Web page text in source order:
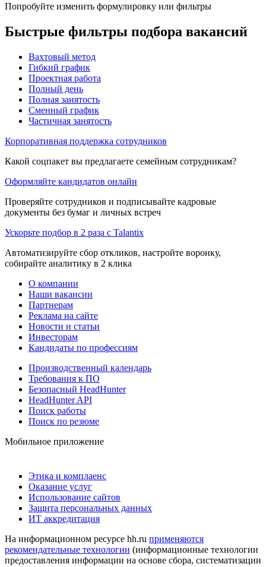
Попробуйте изменить формулировку или фильтры
Быстрые фильтры подбора вакансий
Вахтовый метод
Гибкий график
Проектная работа
Полный день
Полная занятость
Сменный график
Частичная занятость
Корпоративная поддержка сотрудников
Какой соцпакет вы предлагаете семейным сотрудникам?
Оформляйте кандидатов онлайн
Проверяйте сотрудников и подписывайте кадровые
документы без бумаг и личных встреч
Ускорьте подбор в 2 раза с Talantix
Автоматизируйте сбор откликов, настройте воронку,
собирайте аналитику в 2 клика
О компании
Наши вакансии
Партнерам
Реклама на сайте
Новости и статьи
Инвесторам
Кандидаты по профессиям
Производственный календарь
Требования к ПО
Безопасный HeadHunter
HeadHunter API
Поиск работы
Поиск по резюме
Мобильное приложение
Этика и комплаенс
Оказание услуг
Использование сайтов
Защита персональных данных
ИТ аккредитация
На информационном ресурсе hh.ru применяются
рекомендательные технологии (информационные технологии
предоставления информации на основе сбора, систематизации